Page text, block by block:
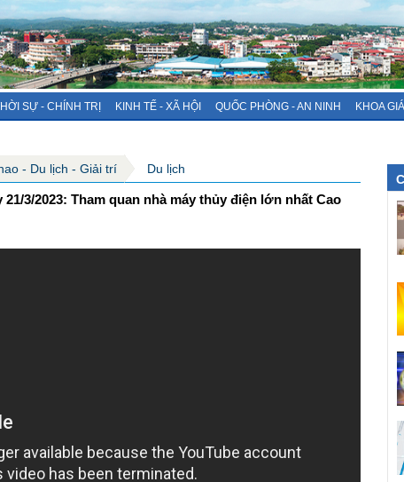
SỰ - CHÍNH TRỊ KINH TẾ - XÃ HỘI QUỐC PHÒNG - AN NINH KHOA
- Du lịch - Giải trí Du lịch
3/2023: Tham quan nhà máy thủy điện lớn nhất Cao